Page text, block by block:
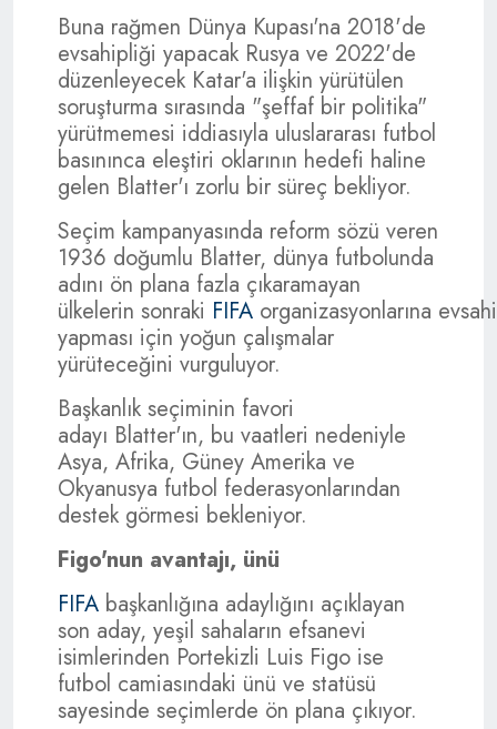
Buna rağmen Dünya Kupası'na 2018'de
evsahipliği yapacak Rusya ve 2022'de
düzenleyecek Katar'a ilişkin yürütülen
soruşturma sırasında "şeffaf bir politika"
yürütmemesi iddiasıyla uluslararası futbol
basınınca eleştiri oklarının hedefi haline
gelen Blatter'ı zorlu bir süreç bekliyor.
Seçim kampanyasında reform sözü veren
1936 doğumlu Blatter, dünya futbolunda
adını ön plana fazla çıkaramayan
ülkelerin sonraki FIFA organizasyonlarına
yapması için yoğun çalışmalar
yürüteceğini vurguluyor.
Başkanlık seçiminin favori
adayı Blatter'ın, bu vaatleri nedeniyle
Asya, Afrika, Güney Amerika ve
Okyanusya futbol federasyonlarından
destek görmesi bekleniyor.
Figo'nun avantajı, ünü
FIFA başkanlığına adaylığını açıklayan
son aday, yeşil sahaların efsanevi
isimlerinden Portekizli Luis Figo ise
futbol camiasındaki ünü ve statüsü
sayesinde seçimlerde ön plana çıkıyor.